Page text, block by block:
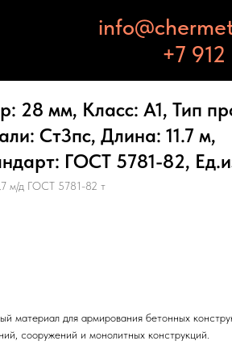
+7
28 мм, Класс: А1, Тип
Ст3пс, Длина: 11.7 м,
ГОСТ 5781-82,
м/д ГОСТ 5781-82 т
материал для армирования бетонных
сооружений и монолитных конструкций.